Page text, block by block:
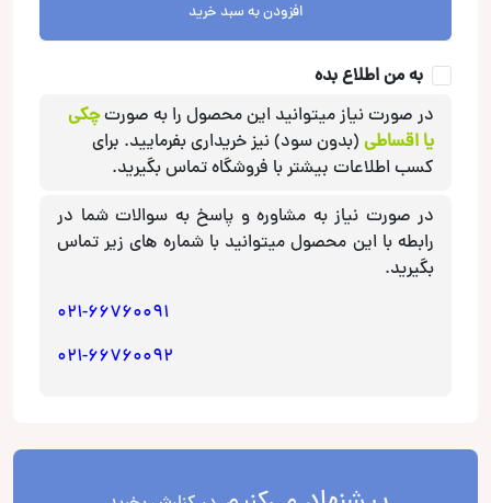
افزودن به سبد خرید
به من اطلاع بده
در صورت نیاز میتوانید این محصول را به صورتچکی
یا اقساطی (بدون سود) نیز خریداری بفرمایید. برای
کسب اطلاعات بیشتر با فروشگاه تماس بگیرید.
در صورت نیاز به مشاوره و پاسخ به سوالات شما در
رابطه با این محصول میتوانید با شماره های زیر تماس
بگیرید.
021-66760091
021-66760092